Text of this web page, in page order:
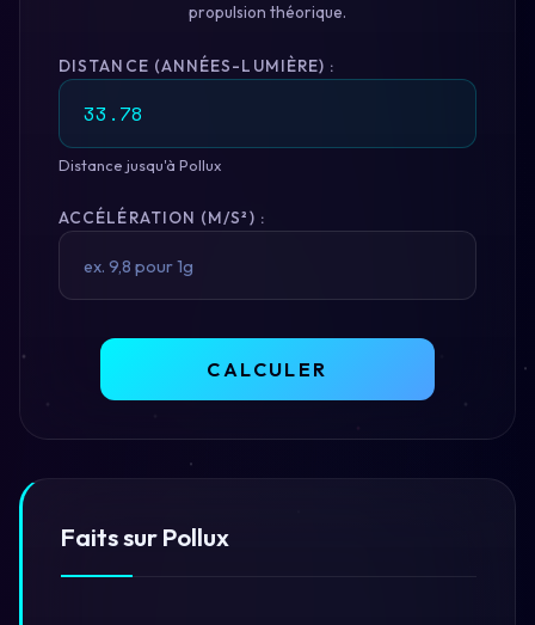
propulsion théorique.
DISTANCE (ANNÉES-LUMIÈRE) :
Distance jusqu'à Pollux
ACCÉLÉRATION (M/S²) :
CALCULER
Faits sur Pollux